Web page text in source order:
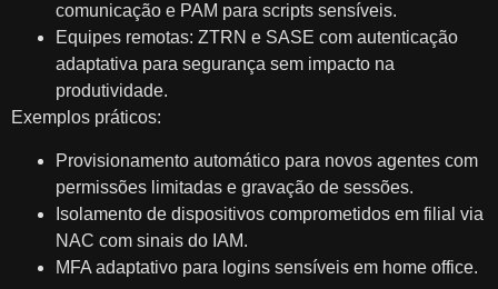
comunicação e PAM para scripts sensíveis.
Equipes remotas: ZTRN e SASE com autenticação
adaptativa para segurança sem impacto na
produtividade.
Exemplos práticos:
Provisionamento automático para novos agentes com
permissões limitadas e gravação de sessões.
Isolamento de dispositivos comprometidos em filial via
NAC com sinais do IAM.
MFA adaptativo para logins sensíveis em home office.